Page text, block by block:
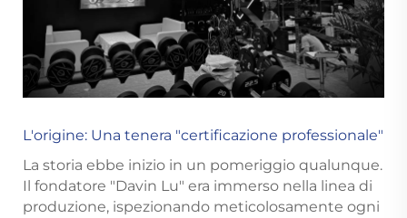
L'origine: Una tenera "certificazione professionale"
La storia ebbe inizio in un pomeriggio qualunque.
Il fondatore "Davin Lu" era immerso nella linea di
produzione, ispezionando meticolosamente ogni